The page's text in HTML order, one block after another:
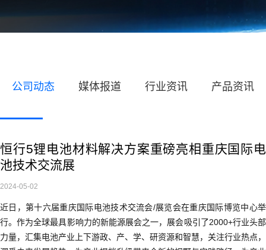
公司动态 媒体报道 行业资讯 产品资讯
恒行5锂电池材料解决方案重磅亮相重庆国际电
池技术交流展
2024-05-02
近日，第十六届重庆国际电池技术交流会/展览会在重庆国际博览中心举
行。作为全球最具影响力的新能源展会之一，展会吸引了2000+行业头部
力量，汇集电池产业上下游政、产、学、研资源和智慧，关注行业热点，